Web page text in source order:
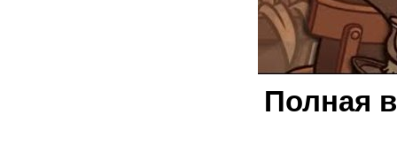
Полная